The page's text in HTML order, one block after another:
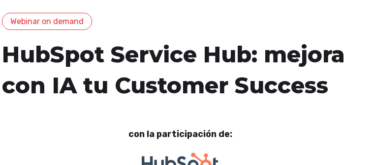
Webinar on demand
HubSpot Service Hub: mejora
con IA tu Customer Success
con la participación de: